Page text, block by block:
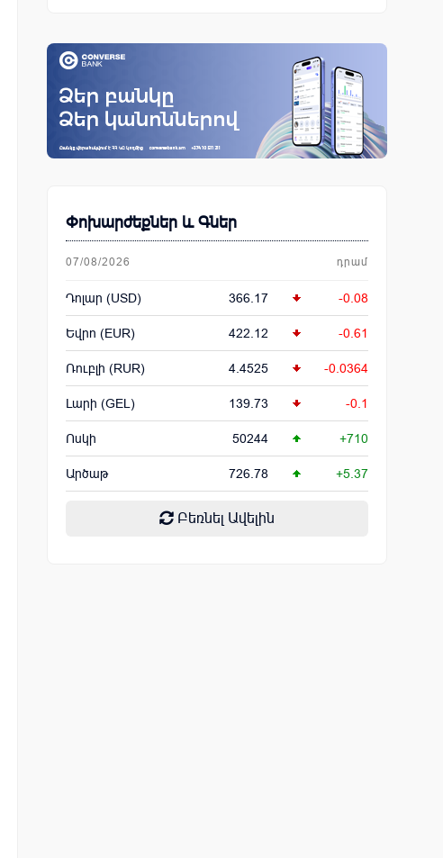
Փոխարժեքներ և Գներ
07/08/2026 դրամ
Դոլար (USD) 366.17 -0.08
Եվրո (EUR) 422.12 -0.61
Ռուբլի (RUR) 4.4525 -0.0364
Լարի (GEL) 139.73 -0.1
Ոսկի 50244 +710
Արծաթ 726.78 +5.37
Բեռնել Ավելին